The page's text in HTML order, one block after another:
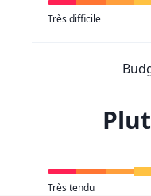
Très difficile
Très tendu